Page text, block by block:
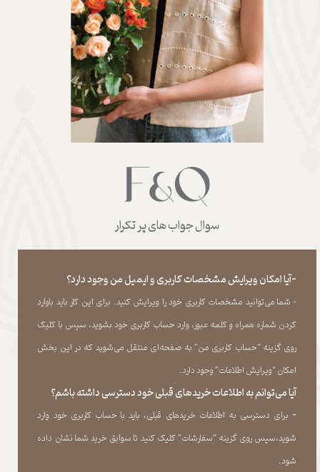
سوال جواب های پر تکرار
-آیا امکان ویرایش مشخصات کاربری و ایمیل من وجود دارد؟
- شما می‏‌توانید مشخصات کاربری خود را ویرایش کنید. برای این کار باید باوارد
کردن شماره همراه و کلمه عبور، وارد حساب کاربری خود بشوید، سپس با کلیک
روی گزینه “حساب کاربری من” به صفحه‏‌ای منتقل می‏‌شوید که در این بخش
امکان “ویرایش اطلاعات” وجود دارد.​​​​​​​
آیا می‌‏توانم به اطلاعات خریدهای قبلی خود دسترسی داشته باشم؟
​​​​​​​- برای دسترسی به اطلاعات خریدهای قبلی، باید با حساب کاربری خود وارد
شوید،سپس روی گزینه “سفارشات” کلیک کنید تا سوابق خرید شما نشان داده
‏شود.​​​​​​​